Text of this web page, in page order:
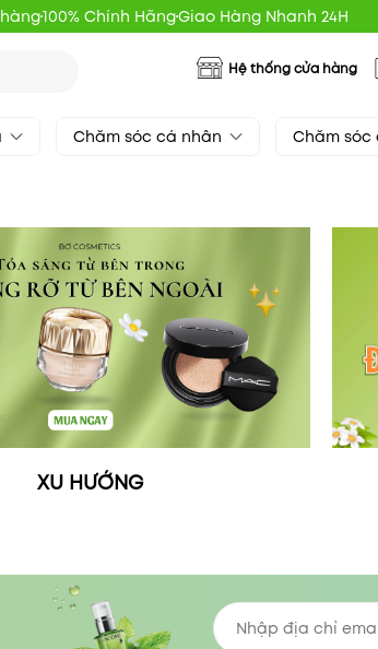
100% Chính HãngGiao Hàng Nhanh 24H
Hệ thống cửa hàng
Chăm sóc cá nhân Chăm sóc
XU HƯỚNG